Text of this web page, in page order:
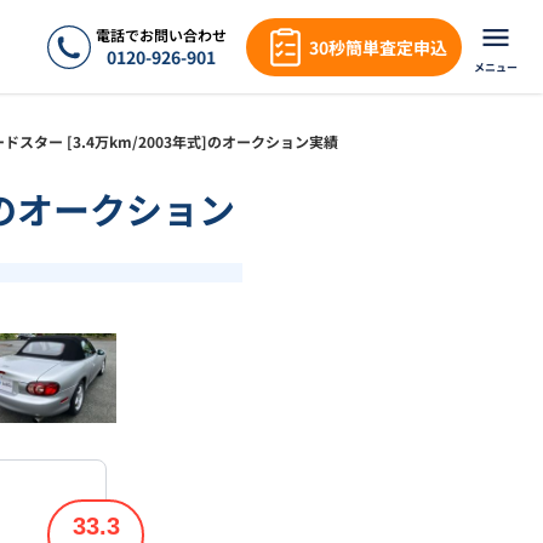
電話でお問い合わせ
0120-926-901 30秒簡単査定申込
メニュー
スター [3.4万km/2003年式]のオークション実績
ークション
1/17
33.3